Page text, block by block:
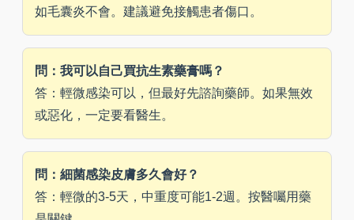
如毛囊炎不會。建議避免接觸患者傷口。
問：我可以自己買抗生素藥膏嗎？
答：輕微感染可以，但最好先諮詢藥師。如果無效
或惡化，一定要看醫生。
問：細菌感染皮膚多久會好？
答：輕微的3-5天，中重度可能1-2週。按醫囑用藥